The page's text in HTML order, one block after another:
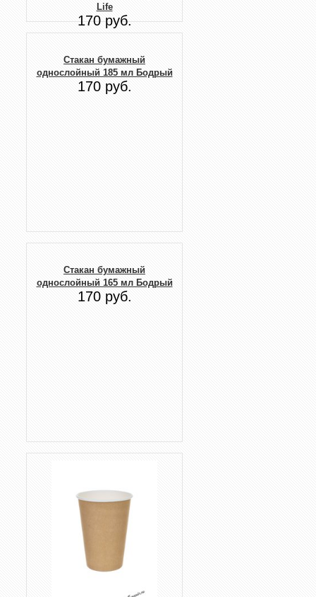
Life
170 руб.
Стакан бумажный
однослойный 185 мл Бодрый
170 руб.
Стакан бумажный
однослойный 165 мл Бодрый
170 руб.